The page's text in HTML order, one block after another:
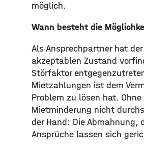
möglich.
Wann besteht die
Als Ansprechpartner hat
akzeptablen Zustand
Störfaktor
Mietzahlungen ist dem
Problem zu lösen hat.
Mietminderung nicht
der Hand: Die
Ansprüche lassen sich